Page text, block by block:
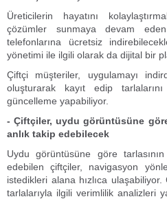
Üreticilerin hayatını
çözümler sunmaya devam
telefonlarına ücretsiz
yönetimi ile ilgili olarak da dijital bir
Çiftçi müşteriler, uygulamayı
oluşturarak kayıt edip
güncelleme yapabiliyor.
- Çiftçiler, uydu görüntüsüne
anlık takip edebilecek
Uydu görüntüsüne göre
edebilen çiftçiler, navigasyon
istedikleri alana hızlıca
tarlalarıyla ilgili verimlilik analizleri